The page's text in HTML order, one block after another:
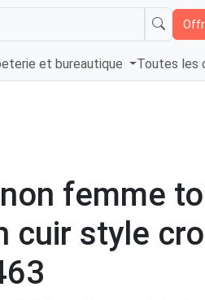
et bureautique Toutes les
femme
cuir style